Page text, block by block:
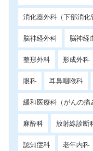
消化器外科（下部消化
脳神経外科 脳神経
整形外科 形成外科
眼科 耳鼻咽喉科
緩和医療科（がんの痛
麻酔科 放射線診断
認知症科 老年内科